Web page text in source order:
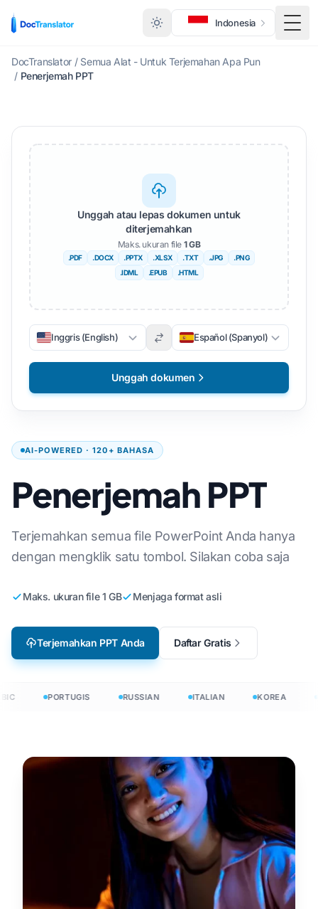
Indonesia
DocTranslator / Semua Alat - Untuk Terjemahan Apa Pun
/ Penerjemah PPT
AI-POWERED · 120+ BAHASA
Penerjemah PPT
Terjemahkan semua file PowerPoint Anda hanya
dengan mengklik satu tombol. Silakan coba saja
Maks. ukuran file 1 GB Menjaga format asli
Terjemahkan PPT Anda Daftar Gratis
Unggah atau lepas dokumen untuk
diterjemahkan
Maks. ukuran file 1 GB
.PDF .DOCX .PPTX .XLSX .TXT .JPG
.PNG
.IDML
.EPUB .HTML
Inggris (English) Español (Spanyol)
Unggah dokumen
PORTUGIS RUSSIAN ITALIAN KOREA